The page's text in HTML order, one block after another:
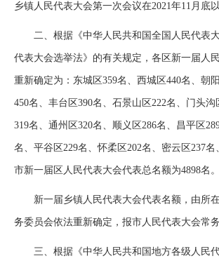
乡镇人民代表大会第一次会议在2021年11月底
二、根据《中华人民共和国全国人民代表
代表大会选举法》的有关规定，各区新一届人
重新确定为：东城区359名、西城区440名、朝
450名、丰台区390名、石景山区222名、门头沟
319名、通州区320名、顺义区286名、昌平区
名、平谷区229名、怀柔区202名、密云区237名
市新一届区人民代表大会代表总名额为4898名。
新一届乡镇人民代表大会代表名额，由所在
务委员会依法重新确定，报市人民代表大会常
三、根据《中华人民共和国地方各级人民